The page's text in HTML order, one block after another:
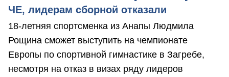
ЧЕ, лидерам сборной отказали
18-летняя спортсменка из Анапы Людмила
Рощина сможет выступить на чемпионате
Европы по спортивной гимнастике в Загребе,
несмотря на отказ в визах ряду лидеров